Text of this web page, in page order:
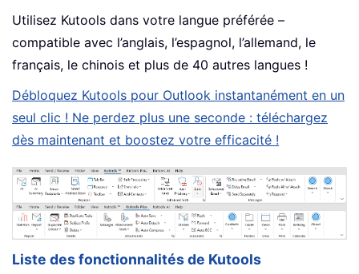
Utilisez Kutools dans votre langue préférée –
compatible avec l’anglais, l’espagnol, l’allemand, le
français, le chinois et plus de 40 autres langues !
Débloquez Kutools pour Outlook instantanément en un
seul clic ! Ne perdez plus une seconde : téléchargez
dès maintenant et boostez votre efficacité !
Liste des fonctionnalités de Kutools